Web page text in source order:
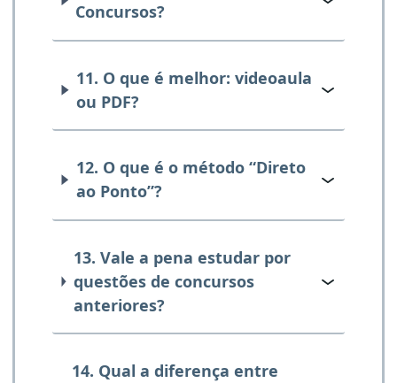
Concursos?
11. O que é melhor: videoaula
ou PDF?
12. O que é o método “Direto
ao Ponto”?
13. Vale a pena estudar por
questões de concursos
anteriores?
14. Qual a diferença entre